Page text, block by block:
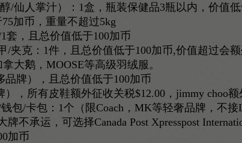
/仙人掌汁）：1盒，瓶装保健品3瓶以内，价值低
加币，重量不超过5kg
套，且总价值低于100加币
/夹克：1件，且总价值低于100加币,价值超过会
大鹅，MOOSE等高级羽绒服。
牌），且总价值低于100加币
，所有皮鞋额外征收关税$12.00，jimmy choo额
/卡包：1个（限Coach，MK等轻奢品牌，不接
不承运，可选择Canada Post Xpresspost
加币